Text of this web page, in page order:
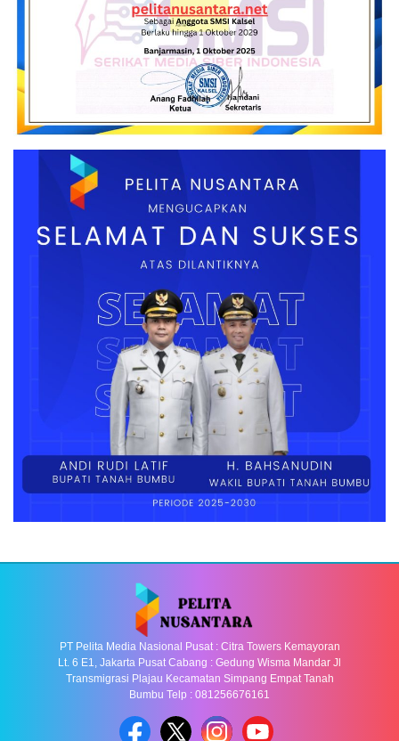
PT Pelita Media Nasional Pusat : Citra Towers Kemayoran
Lt. 6 E1, Jakarta Pusat Cabang : Gedung Wisma Mandar Jl
Transmigrasi Plajau Kecamatan Simpang Empat Tanah
Bumbu Telp : 081256676161